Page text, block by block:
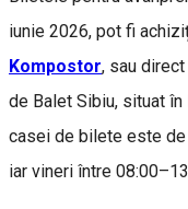
iunie 2026, pot fi
Kompostor, sau
de Balet Sibiu, situat în
casei de bilete este de
iar vineri între